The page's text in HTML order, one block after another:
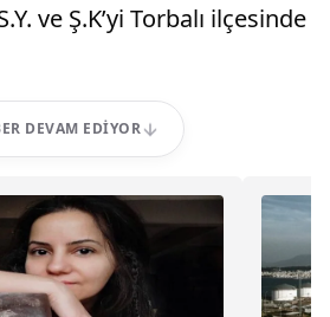
ve Ş.K’yi Torbalı ilçesinde
DEVAM EDIYOR